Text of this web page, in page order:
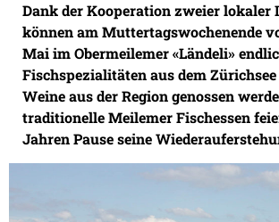
Dank der Kooperation zweier
können am Muttertagswochenende
Mai im Obermeilemer «Ländeli»
Fischspezialitäten aus dem
Weine aus der Region genossen
traditionelle Meilemer Fischessen
Jahren Pause seine